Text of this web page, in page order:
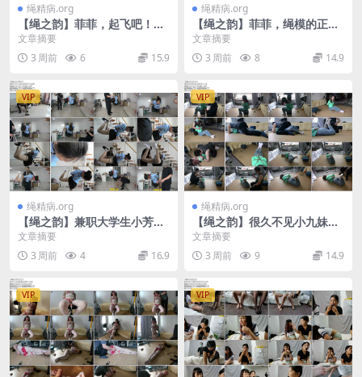
绳精病.org
【绳之韵】菲菲，起飞吧！：
勒发驷马悬吊，强高，极致的
魅惑，差点走火的绳师，强制
口
文章摘要
3 周前
6 15.9
绳精病.org
【绳之韵】菲菲，绳模的正确
健身方式4：努力健身后的重
文章摘要
3 周前
8 14.9
VIP
绳精病.org
【绳之韵】兼职大学生小芳五
四装驷马悬吊，无可抗拒的“折
磨”
文章摘要
3 周前
4 16.9
VIP
绳精病.org
【绳之韵】很久不见小九妹，
绿衫白袜牛仔裤，蛇缚、驷
马，强吻与亵玩，TK、SP、鞭
打
文章摘要
3 周前
9 14.9
VIP VIP